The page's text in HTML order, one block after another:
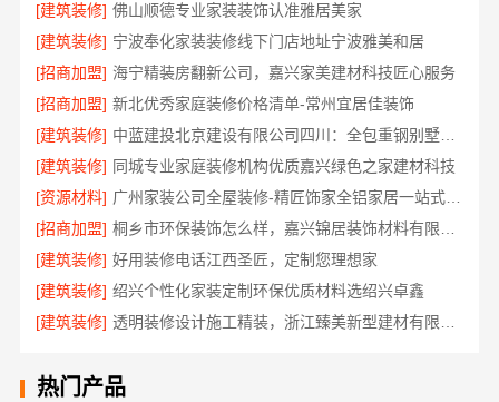
[建筑装修] 佛山顺德专业家装装饰认准雅居美家
[建筑装修] 宁波奉化家装装修线下门店地址宁波雅美和居
[招商加盟] 海宁精装房翻新公司，嘉兴家美建材科技匠心服务
[招商加盟] 新北优秀家庭装修价格清单-常州宜居佳装饰
[建筑装修]
中蓝建投北京建设有限公司四川：全包重钢别墅婚房布置
[建筑装修] 同城专业家庭装修机构优质嘉兴绿色之家建材科技
[资源材料]
广州家装公司全屋装修-精匠饰家全铝家居一站式服务
[招商加盟]
[建筑装修] 好用装修电话江西圣匠，定制您理想家
[建筑装修] 绍兴个性化家装定制环保优质材料选绍兴卓鑫
[建筑装修]
热门产品